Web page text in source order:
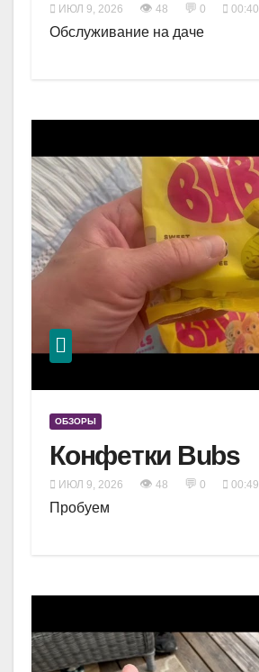
ИЮЛ 9, 2026 👁 48 💬 0 00:40
Обслуживание на даче
ОБЗОРЫ
Конфетки Bubs
ИЮЛ 9, 2026 👁 48 💬 0 00:49
Пробуем